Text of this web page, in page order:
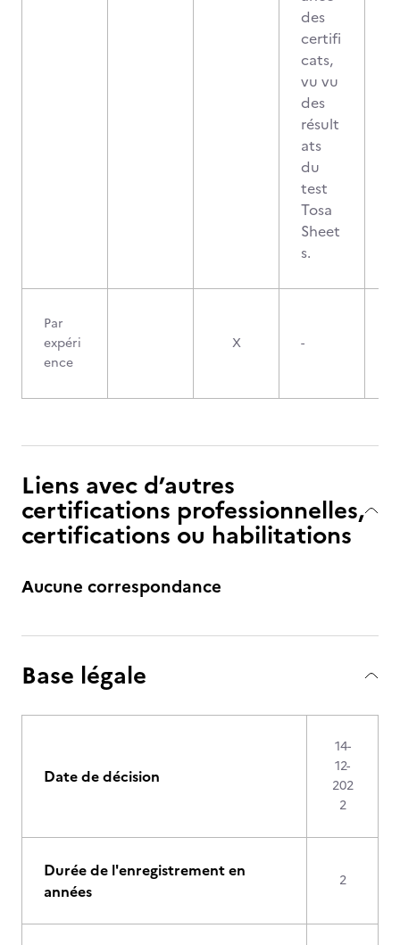
des
certifi
cats,
vu vu
des
résult
ats
du
test
Tosa
Sheet
s.
Par
expéri
ence
X -
Liens avec d’autres
certifications professionnelles,
certifications ou habilitations
Aucune correspondance
Base légale
Date de décision
14-
12-
202
2
Durée de l'enregistrement en
années
2